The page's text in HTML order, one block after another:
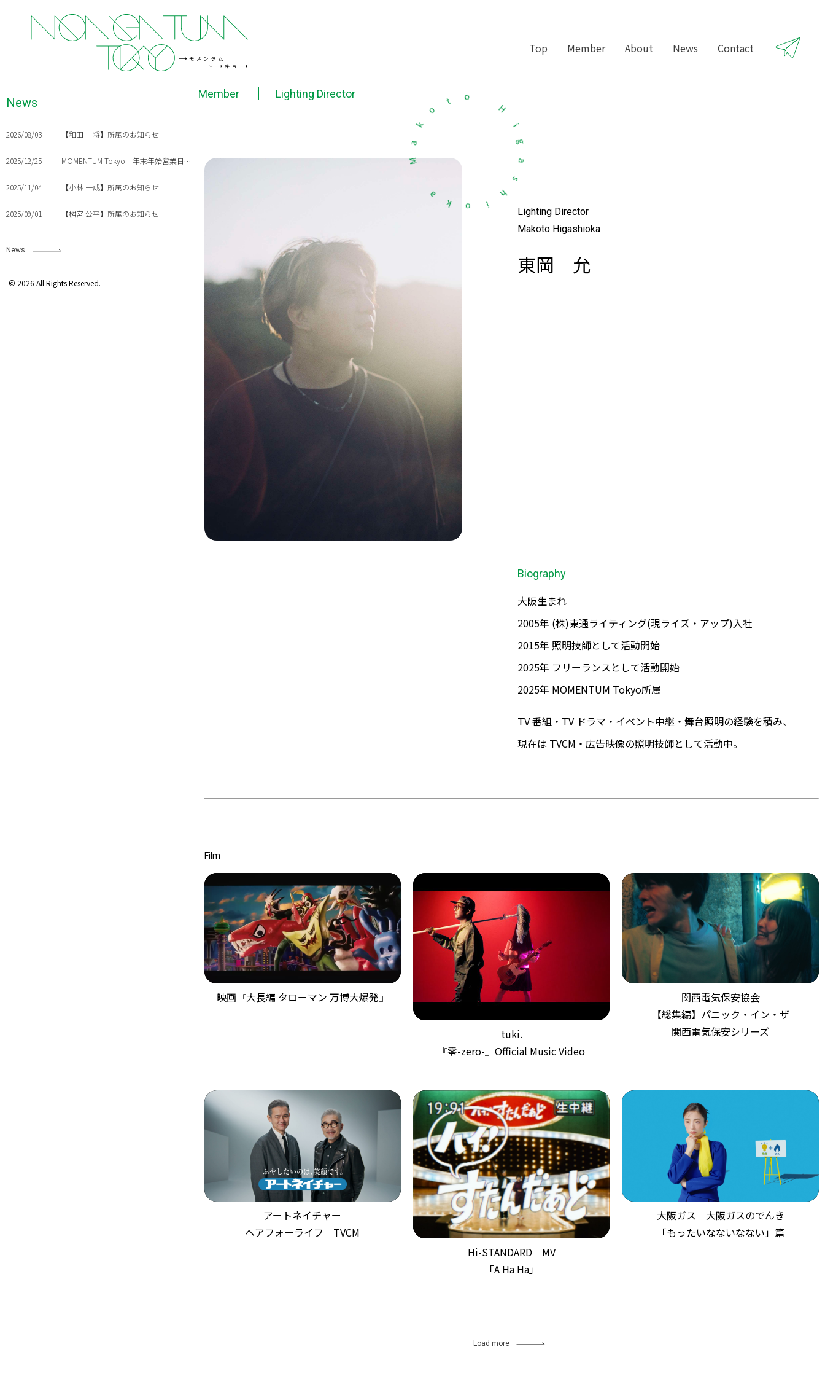
Top Member About News Contact
News
2026/08/03 【和田 一将】所属のお知らせ
2025/12/25 MOMENTUM Tokyo 年末年始営業日のご案内
2025/11/04 【小林 一成】所属のお知らせ
2025/09/01 【桝宮 公平】所属のお知らせ
News
© 2026 All Rights Reserved.
Member Lighting Director
a
o
t
o
i
g
a
s
h
i
a
Lighting Director
Makoto Higashioka
東岡 允
Biography
大阪生まれ
2005年 (株)東通ライティング(現ライズ・アップ)入社
2015年 照明技師として活動開始
2025年 フリーランスとして活動開始
2025年 MOMENTUM Tokyo所属
TV 番組・TV ドラマ・イベント中継・舞台照明の経験を積み、
現在は TVCM・広告映像の照明技師として活動中。
Film
映画『大長編 タローマン 万博大爆発』
tuki.
『零-zero-』Official Music Video
関西電気保安協会
【総集編】パニック・イン・ザ
関西電気保安シリーズ
アートネイチャー
ヘアフォーライフ TVCM
Hi-STANDARD MV
「A Ha Ha」
大阪ガス 大阪ガスのでんき
「もったいなないなない」篇
Load more